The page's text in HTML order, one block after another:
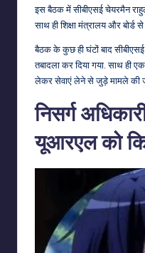
इस बैठक में सीबीएसई चेयरमैन
साथ ही शिक्षा मंत्रालय और बोर्ड
बैठक के कुछ ही घंटों बाद
तबादला कर दिया गया. साथ ही
लेकर सेवाएं लेने से जुड़े मामले की
निसर्ग
यूआरएल को